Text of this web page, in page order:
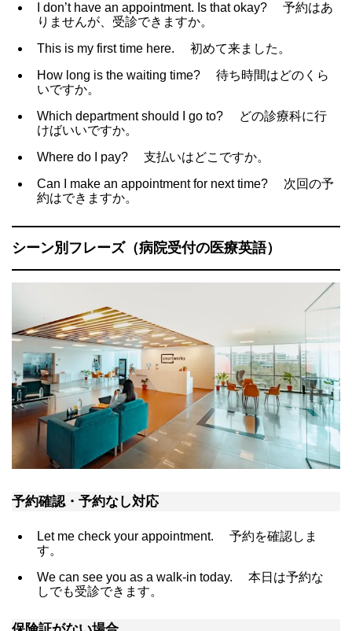
I don’t have an appointment. Is that okay?
予約はあ
りませんが、受診できますか。
This is my first time here.
初めて来ました。
How long is the waiting time?
待ち時間はどのくら
いですか。
Which department should I go to?
どの診療科に行
けばいいですか。
Where do I pay?
支払いはどこですか。
Can I make an appointment for next time?
次回の予
約はできますか。
シーン別フレーズ（病院受付の医療英語）
予約確認・予約なし対応
Let me check your appointment.
予約を確認しま
す。
We can see you as a walk-in today.
本日は予約な
しでも受診できます。